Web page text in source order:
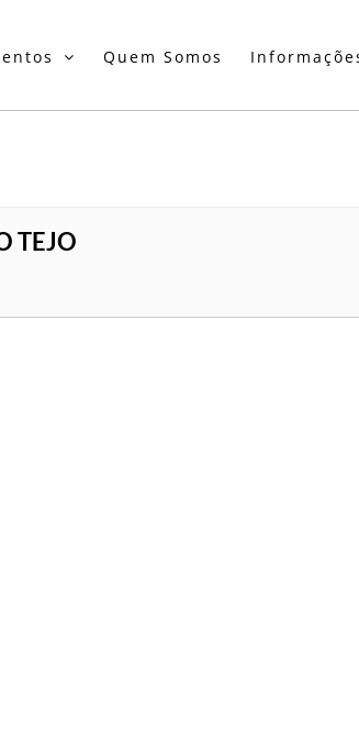
Quem Somos
TEJO